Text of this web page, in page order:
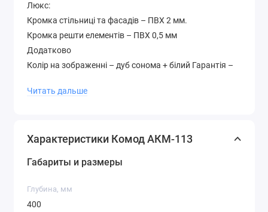
Люкс:
Кромка стільниці та фасадів – ПВХ 2 мм.
Кромка решти елементів – ПВХ 0,5 мм
Додатково
Колір на зображенні – дуб сонома + білий Гарантія –
Палітра кольорів лДСП (будь-який колір можна
Читать дальше
Характеристики Комод АКМ-113
Габариты и размеры
Глубина, мм
400